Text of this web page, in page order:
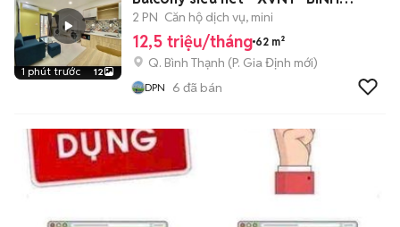
1 phút trước 12
THẠNH
2 PN Căn hộ dịch vụ, mini
12,5 triệu/tháng 62 m²
Q. Bình Thạnh (P. Gia Định mới)
DPN 6 đã bán